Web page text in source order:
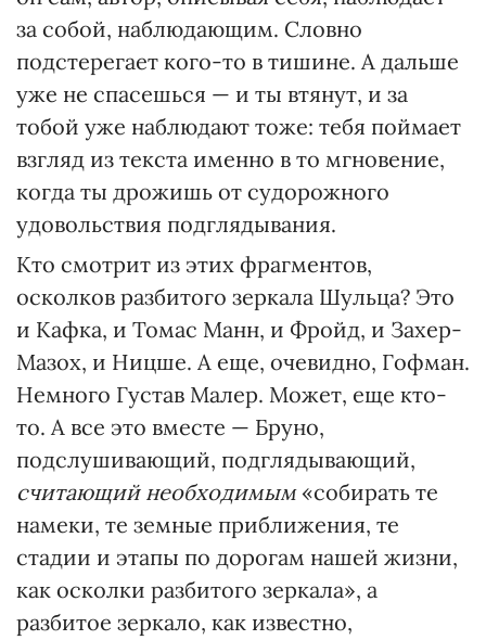
за собой, наблюдающим. Словно
подстерегает кого-то в тишине. А дальше
уже не спасешься — и ты втянут, и за
тобой уже наблюдают тоже: тебя поймает
взгляд из текста именно в то мгновение,
когда ты дрожишь от судорожного
удовольствия подглядывания.
Кто смотрит из этих фрагментов,
осколков разбитого зеркала Шульца? Это
и Кафка, и Томас Манн, и Фройд, и Захер-
Мазох, и Ницше. А еще, очевидно, Гофман.
Немного Густав Малер. Может, еще кто-
то. А все это вместе — Бруно,
подслушивающий, подглядывающий,
считающий необходимым«собирать те
намеки, те земные приближения, те
стадии и этапы по дорогам нашей жизни,
как осколки разбитого зеркала», а
разбитое зеркало, как известно,